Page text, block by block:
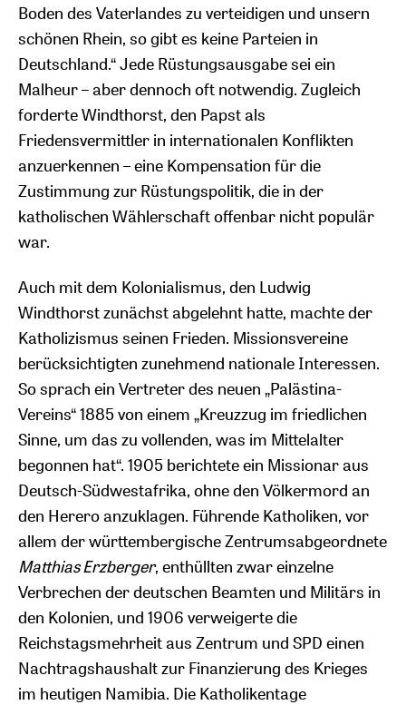
Boden des Vaterlandes zu verteidigen und unsern
schönen Rhein, so gibt es keine Parteien in
Deutschland.“ Jede Rüstungsausgabe sei ein
Malheur – aber dennoch oft notwendig. Zugleich
forderte Windthorst, den Papst als
Friedensvermittler in internationalen Konflikten
anzuerkennen – eine Kompensation für die
Zustimmung zur Rüstungspolitik, die in der
katholischen Wählerschaft offenbar nicht populär
war.
Auch mit dem Kolonialismus, den Ludwig
Windthorst zunächst abgelehnt hatte, machte der
Katholizismus seinen Frieden. Missionsvereine
berücksichtigten zunehmend nationale Interessen.
So sprach ein Vertreter des neuen „Palästina-
Vereins“ 1885 von einem „Kreuzzug im friedlichen
Sinne, um das zu vollenden, was im Mittelalter
begonnen hat“. 1905 berichtete ein Missionar aus
Deutsch-Südwestafrika, ohne den Völkermord an
den Herero anzuklagen. Führende Katholiken, vor
allem der württembergische Zentrumsabgeordnete
Matthias Erzberger, enthüllten zwar einzelne
Verbrechen der deutschen Beamten und Militärs in
den Kolonien, und 1906 verweigerte die
Reichstagsmehrheit aus Zentrum und SPD einen
Nachtragshaushalt zur Finanzierung des Krieges
im heutigen Namibia. Die Katholikentage